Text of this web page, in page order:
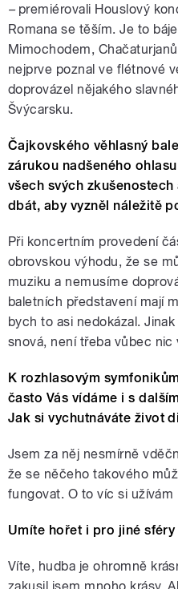
– premiérovali Houslový
Romana se těším. Je to
Mimochodem,
nejprve poznal ve flétnové
doprovázel nějakého
Švýcarsku.
Čajkovského věhlasný
zárukou nadšeného
všech svých
dbát, aby vyzněl náležitě
Při koncertním provedení
obrovskou výhodu, že se
muziku a nemusíme
baletních představení mají
bych to asi nedokázal.
snová, není třeba vůbec nic
K rozhlasovým
často Vás vídáme i s
Jak si vychutnáváte život
Jsem za něj nesmírně
že se něčeho takového
fungovat. O to víc si užívám
Umíte hořet i pro jiné
Víte, hudba je ohromně